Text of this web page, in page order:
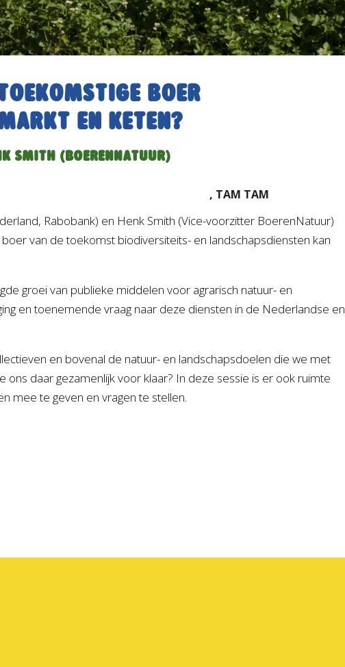
boer
en keten?
SMITH (BOERENNATUUR)
, TAM TAM
Rabobank) en Henk Smith (Vice-voorzitter BoerenNatuur)
van de toekomst biodiversiteits- en landschapsdiensten kan
groei van publieke middelen voor agrarisch natuur- en
en toenemende vraag naar deze diensten in de Nederlandse en
en bovenal de natuur- en landschapsdoelen die we met
ons daar gezamenlijk voor klaar? In deze sessie is er ook ruimte
mee te geven en vragen te stellen.